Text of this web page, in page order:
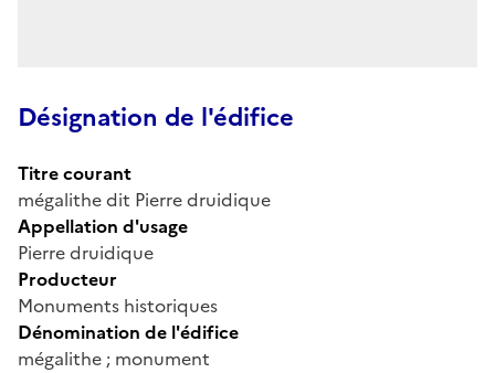
Désignation de l'édifice
Titre courant
mégalithe dit Pierre druidique
Appellation d'usage
Pierre druidique
Producteur
Monuments historiques
Dénomination de l'édifice
mégalithe ; monument